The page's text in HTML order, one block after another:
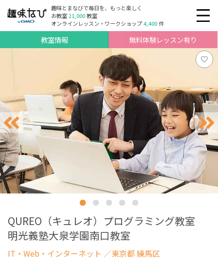
趣味とまなびで毎日を、もっと楽しく
お教室21,000教室
オンラインレッスン・ワークショップ4,400件
教室情報 無料体験レッスン有り
QUREO（キュレオ）プログラミング教室
明光義塾大泉学園南口教室
IT・Web・インターネット ／東京都 練馬区